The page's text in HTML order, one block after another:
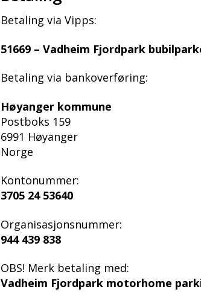
Betaling via Vipps:
51669 – Vadheim Fjordpark
Betaling via bankoverføring:
Høyanger kommune
Postboks 159
6991 Høyanger
Norge
Kontonummer:
3705 24 53640
Organisasjonsnummer:
944 439 838
OBS! Merk betaling med:
Vadheim Fjordpark motorhome